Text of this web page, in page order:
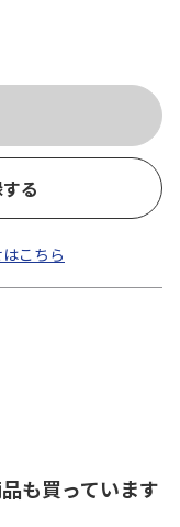
る
こちら
も買っています